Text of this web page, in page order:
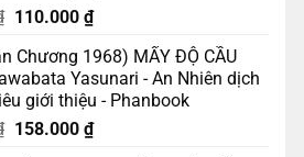
Giá
là:
129.000 ₫.
110.000 ₫Giá
tại
là:
110.000 ₫.
Chương 1968) MẤY ĐỘ CẦU
Yasunari - An Nhiên dịch
giới thiệu - Phanbook
Giá
158.000 ₫Giá